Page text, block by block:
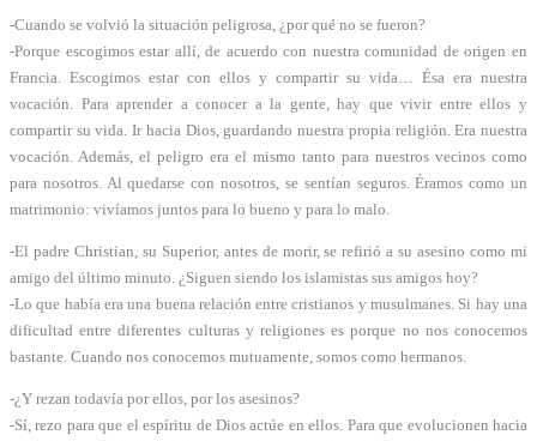
-Cuando se volvió la situación peligrosa, ¿por qué no se fueron?
-Porque escogimos estar allí, de acuerdo con nuestra comunidad de origen en
Francia. Escogimos estar con ellos y compartir su vida… Ésa era nuestra
vocación. Para aprender a conocer a la gente, hay que vivir entre ellos y
compartir su vida. Ir hacia Dios, guardando nuestra propia religión. Era nuestra
vocación. Además, el peligro era el mismo tanto para nuestros vecinos como
para nosotros. Al quedarse con nosotros, se sentían seguros. Éramos como un
matrimonio: vivíamos juntos para lo bueno y para lo malo.
-El padre Christian, su Superior, antes de morir, se refirió a su asesino como mi
amigo del último minuto. ¿Siguen siendo los islamistas sus amigos hoy?
-Lo que había era una buena relación entre cristianos y musulmanes. Si hay una
dificultad entre diferentes culturas y religiones es porque no nos conocemos
bastante. Cuando nos conocemos mutuamente, somos como hermanos.
-¿Y rezan todavía por ellos, por los asesinos?
-Sí, rezo para que el espíritu de Dios actúe en ellos. Para que evolucionen hacia